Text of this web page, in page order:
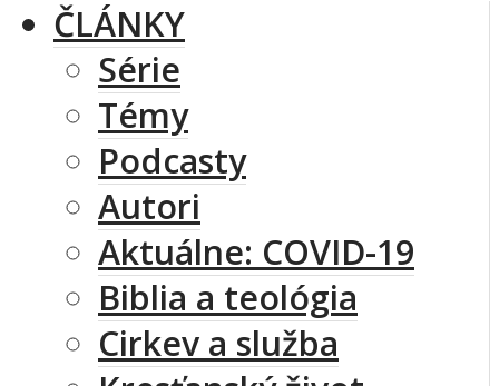
ČLÁNKY
Série
Témy
Podcasty
Autori
Aktuálne: COVID-19
Biblia a teológia
Cirkev a služba